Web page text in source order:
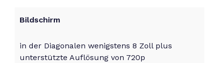
Bildschirm
in der Diagonalen wenigstens 8 Zoll plus
unterstützte Auflösung von 720p